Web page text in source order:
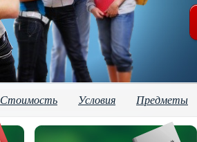
Стоимость Условия Предметы